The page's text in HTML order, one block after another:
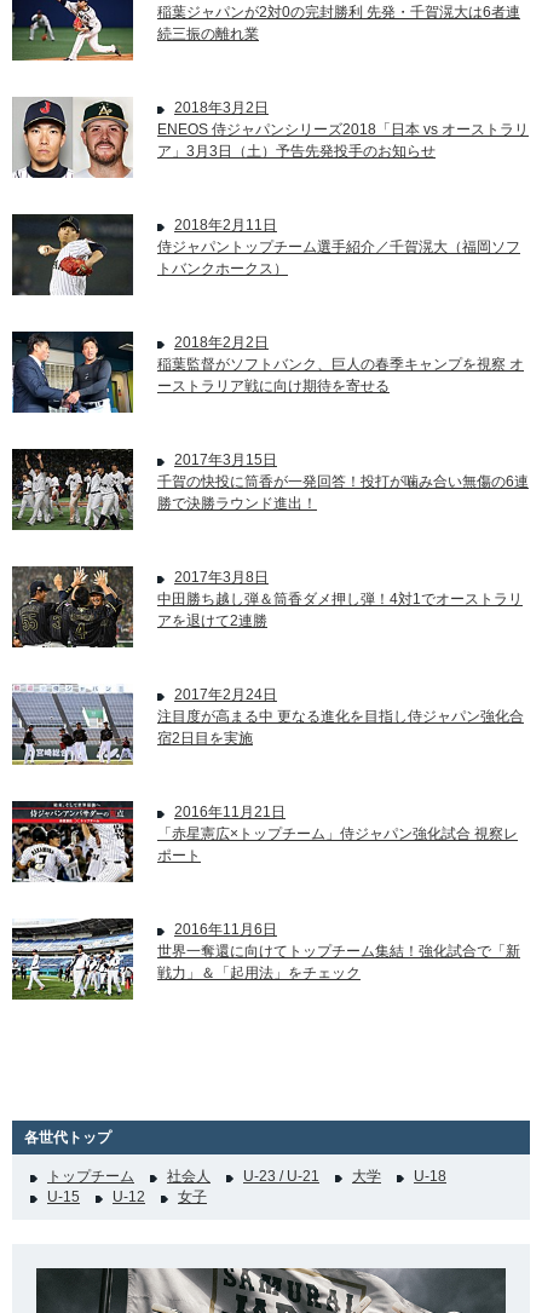
稲葉ジャパンが2対0の完封勝利 先発・千賀滉大は6者連
続三振の離れ業
2018年3月2日
ENEOS 侍ジャパンシリーズ2018「日本 vs オーストラリ
ア」3月3日（土）予告先発投手のお知らせ
2018年2月11日
侍ジャパントップチーム選手紹介／千賀滉大（福岡ソフ
トバンクホークス）
2018年2月2日
稲葉監督がソフトバンク、巨人の春季キャンプを視察 オ
ーストラリア戦に向け期待を寄せる
2017年3月15日
千賀の快投に筒香が一発回答！投打が噛み合い無傷の6連
勝で決勝ラウンド進出！
2017年3月8日
中田勝ち越し弾＆筒香ダメ押し弾！4対1でオーストラリ
アを退けて2連勝
2017年2月24日
注目度が高まる中 更なる進化を目指し侍ジャパン強化合
宿2日目を実施
2016年11月21日
「赤星憲広×トップチーム」侍ジャパン強化試合 視察レ
ポート
2016年11月6日
世界一奪還に向けてトップチーム集結！強化試合で「新
戦力」＆「起用法」をチェック
各世代トップ
トップチーム 社会人 U-23 / U-21 大学
U-18
U-15
U-12 女子